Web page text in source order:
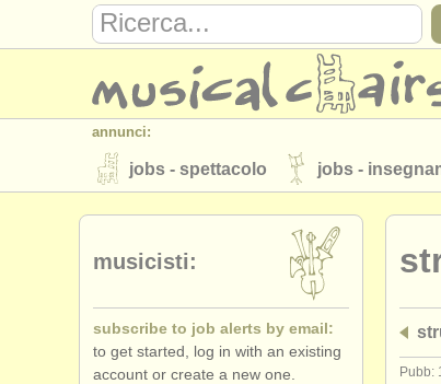
annunci:
jobs - spettacolo jobs -
strumenti in vendita strumenti
elenchi:
orchestre e teatri lirici
musicalchairs:
riguardo musicalchairs Pubb:
musicisti:
subscribe to job alerts by email:
to get started, log in with an existing
account or create a new one.